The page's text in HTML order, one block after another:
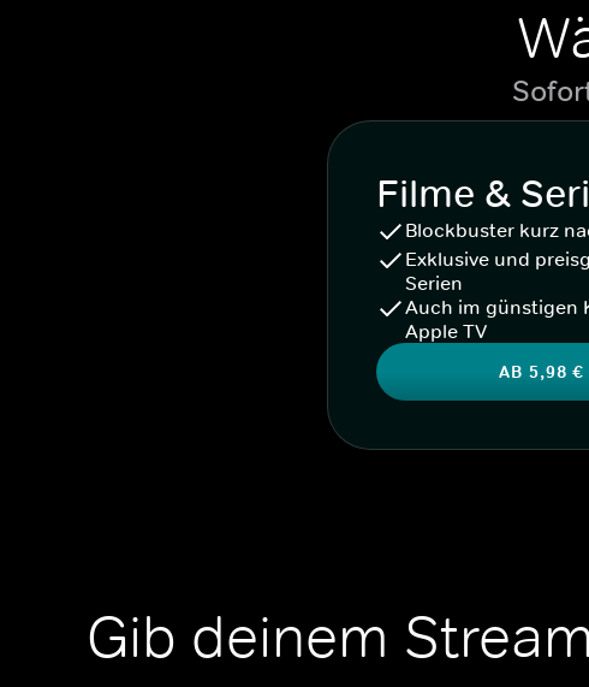
Filme &
Blockbuster kurz
Exklusive und
Serien
Auch im günstigen
Apple TV
AB 5,98
Gib deinem